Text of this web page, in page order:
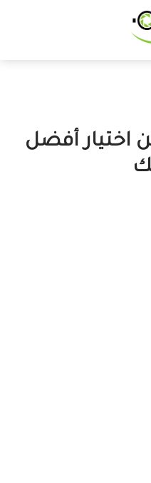
اختيار أفضل